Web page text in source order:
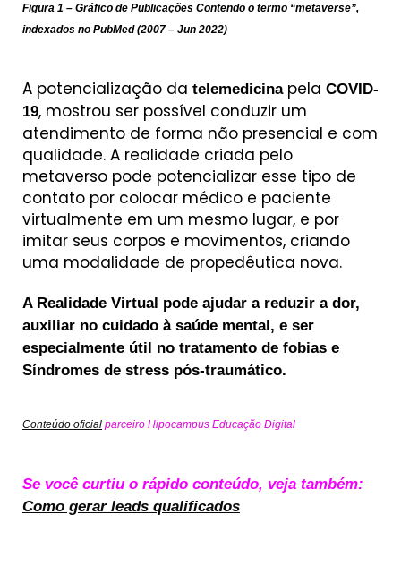
Figura 1 – Gráfico de Publicações Contendo o termo “metaverse”,
indexados no PubMed (2007 – Jun 2022)
A potencialização da telemedicinapela COVID-
19, mostrou ser possível conduzir um
atendimento de forma não presencial e com
qualidade. A realidade criada pelo
metaverso pode potencializar esse tipo de
contato por colocar médico e paciente
virtualmente em um mesmo lugar, e por
imitar seus corpos e movimentos, criando
uma modalidade de propedêutica nova.
A Realidade Virtual pode ajudar a reduzir a dor,
auxiliar no cuidado à saúde mental, e ser
especialmente útil no tratamento de fobias e
Síndromes de stress pós-traumático.
Conteúdo oficial parceiro Hipocampus Educação Digital
Se você curtiu o rápido conteúdo, veja também:
Como gerar leads qualificados